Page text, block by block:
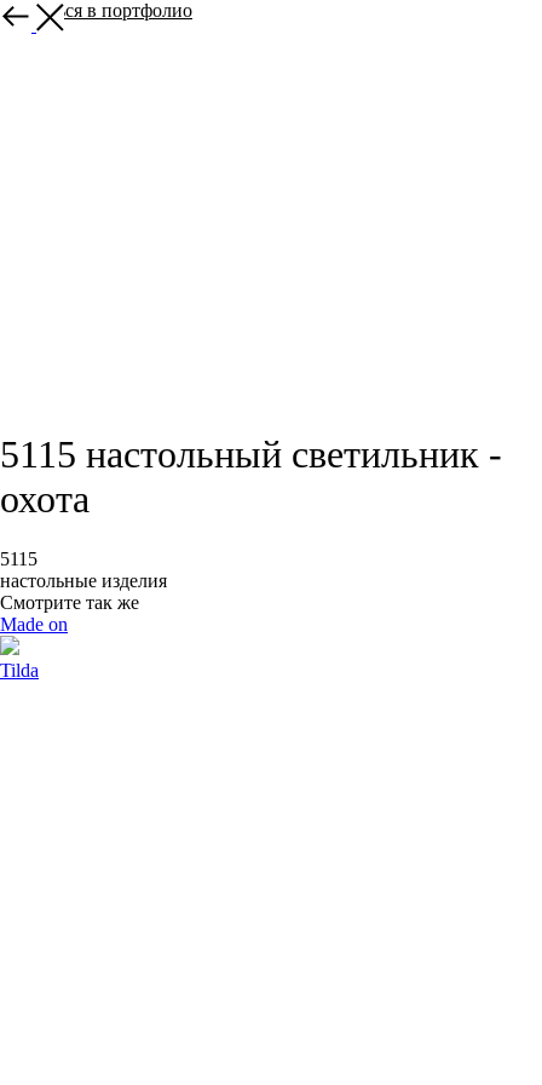
вернуться в портфолио
5115 настольный светильник -
охота
5115
настольные изделия
Смотрите так же
Made on
Tilda